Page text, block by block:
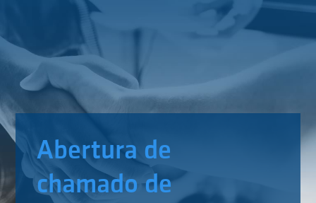
Abertura de
chamado de